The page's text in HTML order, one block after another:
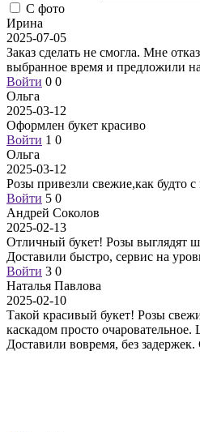
С фото
Ирина
2025-07-05
Заказ сделать не смогла. Мне
выбранное время и предложили
Войти 0 0
Ольга
2025-03-12
Оформлен букет красиво
Войти 1 0
Ольга
2025-03-12
Розы привезли свежие,как будто с
Войти 5 0
Андрей Соколов
2025-02-13
Отличный букет! Розы выглядят
Доставили быстро, сервис на
Войти 3 0
Наталья Павлова
2025-02-10
Такой красивый букет! Розы
каскадом просто
Доставили вовремя, без